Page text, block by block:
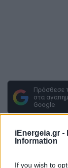
iEnergeia.gr -
Information
If you wish to
Πρόσθεσε
στα
Google